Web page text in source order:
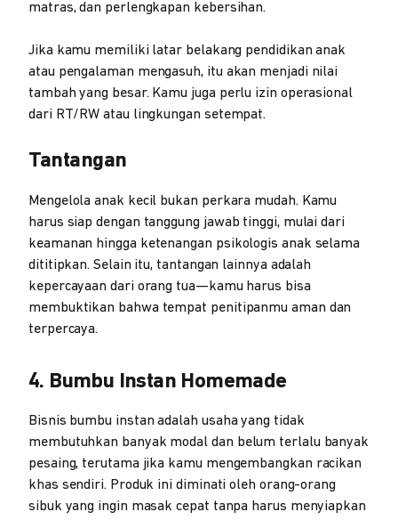
matras, dan perlengkapan kebersihan.
Jika kamu memiliki latar belakang pendidikan anak
atau pengalaman mengasuh, itu akan menjadi nilai
tambah yang besar. Kamu juga perlu izin operasional
dari RT/RW atau lingkungan setempat.
Tantangan
Mengelola anak kecil bukan perkara mudah. Kamu
harus siap dengan tanggung jawab tinggi, mulai dari
keamanan hingga ketenangan psikologis anak selama
dititipkan. Selain itu, tantangan lainnya adalah
kepercayaan dari orang tua—kamu harus bisa
membuktikan bahwa tempat penitipanmu aman dan
terpercaya.
4. Bumbu Instan Homemade
Bisnis bumbu instan adalah usaha yang tidak
membutuhkan banyak modal dan belum terlalu banyak
pesaing, terutama jika kamu mengembangkan racikan
khas sendiri. Produk ini diminati oleh orang-orang
sibuk yang ingin masak cepat tanpa harus menyiapkan